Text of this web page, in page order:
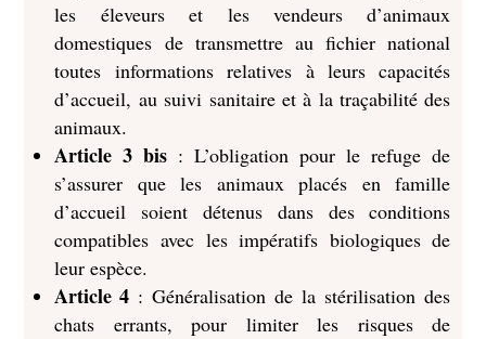
les éleveurs et les vendeurs d’animaux
domestiques de transmettre au fichier national
toutes informations relatives à leurs capacités
d’accueil, au suivi sanitaire et à la traçabilité des
animaux.
Article 3 bis : L’obligation pour le refuge de
s’assurer que les animaux placés en famille
d’accueil soient détenus dans des conditions
compatibles avec les impératifs biologiques de
leur espèce.
Article 4 : Généralisation de la stérilisation des
chats errants, pour limiter les risques de